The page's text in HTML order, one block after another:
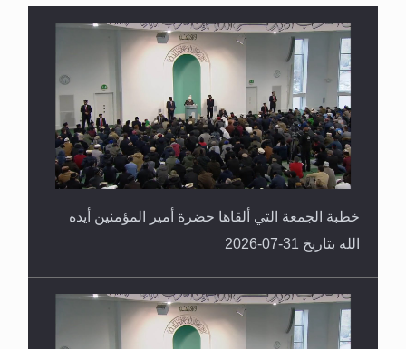
القرآن قاضٍ وحكمٌ على السنة ومهيمنٌ عليها.. ليس
العكس
خطبة الجمعة التي ألقاها حضرة أمير المؤمنين أيده
الله بتاريخ 31-07-2026